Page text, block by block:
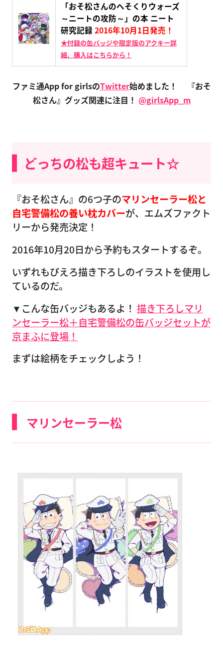
「おそ松さんのへそくりウォーズ
～ニートの攻防～」の本 ニート
研究記録 2016年10月1日発売！
★付録の缶バッジや限定版のアクキー詳
細、購入はこちらから！
ファミ通App for girlsのTwitter始めました！
『おそ
松さん』グッズ関連に注目！ @girlsApp_m
どっちの松も超キュート☆
『おそ松さん』の6つ子のマリンセーラー松と
自宅警備松の養い枕カバーが、エムズファクト
リーから発売決定！
2016年10月20日から予約もスタートするぞ。
いずれもぴえろ描き下ろしのイラストを使用し
ているのだ。
▼こんな缶バッジもあるよ！ 描き下ろしマリ
ンセーラー松＋自宅警備松の缶バッジセットが
京まふに登場！
まずは絵柄をチェックしよう！
マリンセーラー松